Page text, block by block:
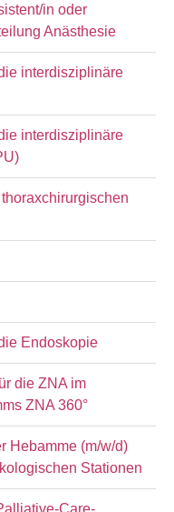
in oder
Anästhesie
interdisziplinäre
interdisziplinäre
Endoskopie
die ZNA im
ZNA 360°
Hebamme (m/w/d)
Stationen
Care-